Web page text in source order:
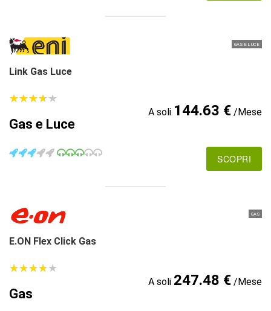
GAS E LUCE
Link Gas Luce
★★★★★
★★★★★
Gas e Luce
A soli 144.63 €/Mese
SCOPRI
GAS
E.ON Flex Click Gas
★★★★★
★★★★★
Gas
A soli 247.48 €/Mese